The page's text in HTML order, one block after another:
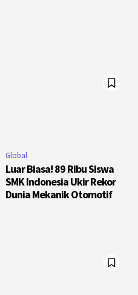
Global
Luar Biasa! 89 Ribu Siswa
SMK Indonesia Ukir Rekor
Dunia Mekanik Otomotif